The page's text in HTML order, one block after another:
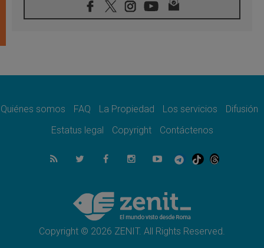
06.08.2026
Fray Marco Vianelli: Aprender el Evangelio
06.08.2026
06.08.2026
medio de tensiones y ataques en el sur del
06.08.2026
Hiroshima y Nagasaki, 81 años después.
Pizzaballa en Asís: los cristianos quieren
paz
Quiénes somos FAQ La Propiedad Los servicios
Difusión
Estatus legal
Copyright Contáctenos
Copyright © 2026 ZENIT. All Rights Reserved.